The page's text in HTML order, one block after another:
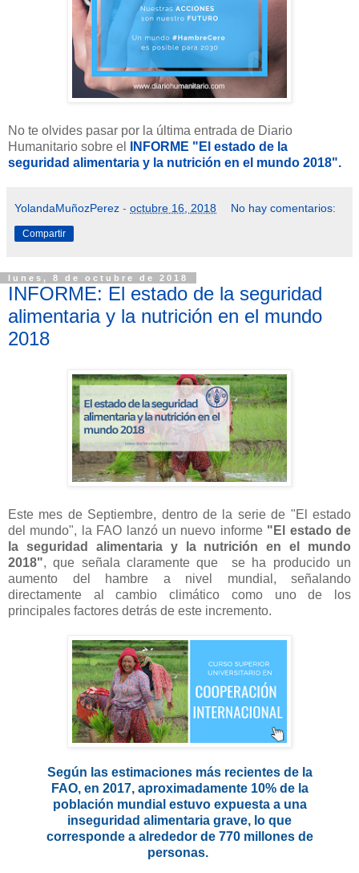
No te olvides pasar por la última entrada de Diario
Humanitario sobre el
INFORME "El estado de la
seguridad alimentaria y la nutrición en el mundo 2018".
YolandaMuñozPerez - octubre 16, 2018 No hay comentarios:
Compartir
lunes, 8 de octubre de 2018
INFORME: El estado de la seguridad
alimentaria y la nutrición en el mundo
2018
Este mes de Septiembre, dentro de la serie de "El estado
del mundo", la FAO lanzó un nuevo informe "El estado de
la seguridad alimentaria y la nutrición en el mundo
2018", que señala claramente que se ha producido un
aumento del hambre a nivel mundial, señalando
directamente al cambio climático como uno de los
principales factores detrás de este incremento.
Según las estimaciones más recientes de la
FAO, en 2017, aproximadamente 10% de la
población mundial estuvo expuesta a una
inseguridad alimentaria grave, lo que
corresponde a alrededor de 770 millones de
personas.